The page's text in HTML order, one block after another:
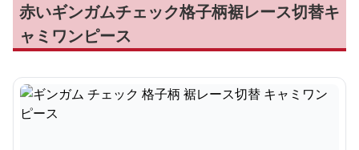
赤いギンガムチェック格子柄裾レース切替キ
ャミワンピース